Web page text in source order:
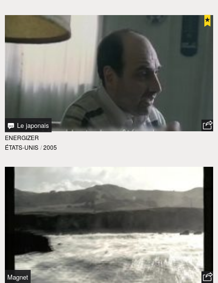
Le japonais
ENERGIZER
ÉTATS-UNIS / 2005
Magnet